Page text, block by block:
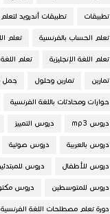
تطبيقات تطبيقات أندرويد
تعلم الحساب بالفرنسية تعلم
تعلم اللغة الإنجليزية تعلم
تمارين تمارين وحلول جمل
حوارات ومحادثات باللغة الفرنسية
دروس mp3 دروس التمييز
دروس بالعربية دروس صوتية
دروس للأطفال دروس
دروس للمتوسطين دروس
دورة تعلم مصطلحات اللغة الفرنسية